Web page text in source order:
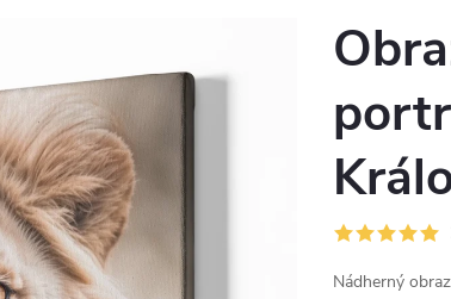
Nádherný